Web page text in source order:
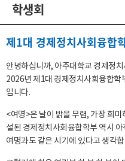
학생회
제1대 경제정치사회융합
안녕하십니까, 아주대학교 경제정
2026년 제1대 경제정치사회융합학
입니다.
<여명>은 날이 밝을 무렵, 가장 희
설된 경제정치사회융합학부 역시
여명과도 같은 시기에 있다고 생각